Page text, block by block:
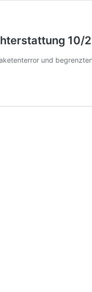
10/
und